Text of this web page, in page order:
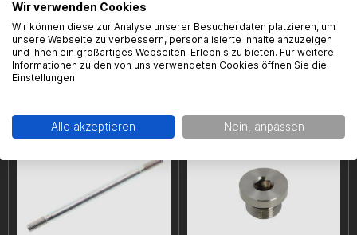
Kolbenbolzen Clips, universell, 13mm,
2,49 € * 4,99 € *
Wir verwenden Cookies
Wir können diese zur Analyse unserer Besucherdaten platzieren, um
unsere Webseite zu verbessern, personalisierte Inhalte anzuzeigen
und Ihnen ein großartiges Webseiten-Erlebnis zu bieten. Für weitere
Informationen zu den von uns verwendeten Cookies öffnen Sie die
Einstellungen.
Alle akzeptieren Nein, anpassen